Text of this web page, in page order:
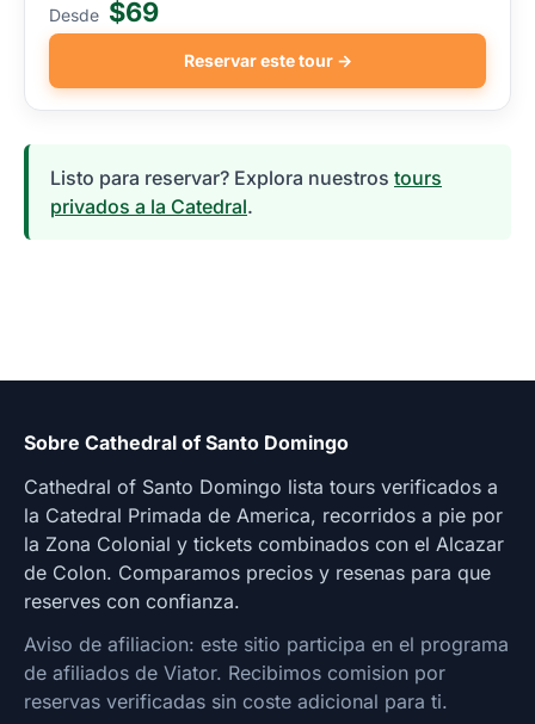
Desde $69
Reservar este tour →
Listo para reservar? Explora nuestros tours
privados a la Catedral.
Sobre Cathedral of Santo Domingo
Cathedral of Santo Domingo lista tours verificados a
la Catedral Primada de America, recorridos a pie por
la Zona Colonial y tickets combinados con el Alcazar
de Colon. Comparamos precios y resenas para que
reserves con confianza.
Aviso de afiliacion: este sitio participa en el programa
de afiliados de Viator. Recibimos comision por
reservas verificadas sin coste adicional para ti.